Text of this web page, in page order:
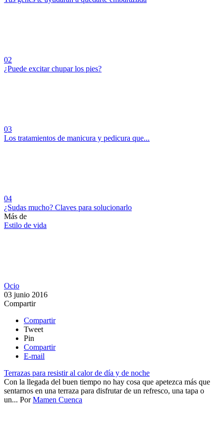
02
¿Puede excitar chupar los pies?
03
Los tratamientos de manicura y pedicura que...
04
¿Sudas mucho? Claves para solucionarlo
Más de
Estilo de vida
Ocio
03 junio 2016
Compartir
Compartir
Tweet
Pin
Compartir
E-mail
Terrazas para resistir al calor de día y de noche
Con la llegada del buen tiempo no hay cosa que apetezca más que
sentarnos en una terraza para disfrutar de un refresco, una tapa o
un... PorMamen Cuenca